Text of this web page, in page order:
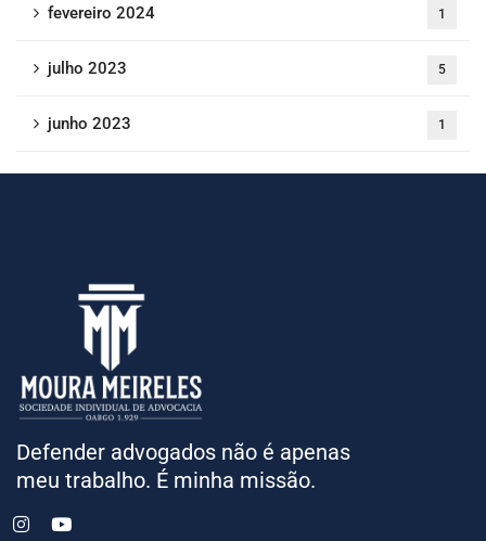
fevereiro 2024 1
julho 2023 5
junho 2023 1
Defender advogados não é apenas
meu trabalho. É minha missão.